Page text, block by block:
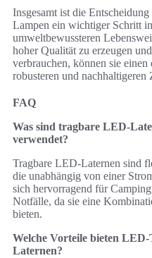
Insgesamt ist die
Lampen ein wichtiger Schritt
umweltbewussteren
hoher Qualität zu erzeugen
verbrauchen, können sie
robusteren und nachhaltigeren
FAQ
Was sind tragbare LED-
verwendet?
Tragbare LED-Laternen sind
die unabhängig von einer
sich hervorragend für
Notfälle, da sie eine
bieten.
Welche Vorteile bieten
Laternen?